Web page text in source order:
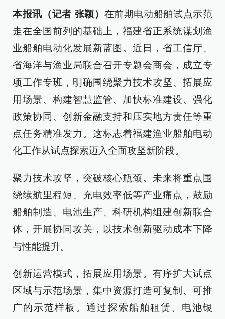
本报讯（记者 张颖） 在前期电动船舶试点示范
走在全国前列的基础上，福建省正系统谋划渔
业船舶电动化发展新蓝图。近日，省工信厅、
省海洋与渔业局联合召开专题会商会，成立专
项工作专班，明确围绕聚力技术攻坚、拓展应
用场景、构建智慧监管、加快标准建设、强化
政策协同、创新金融支持和压实地方责任等重
点任务精准发力。这标志着福建渔业船舶电动
化工作从试点探索迈入全面攻坚新阶段。
聚力技术攻坚，突破核心瓶颈。未来将重点围
绕续航里程短、充电效率低等产业痛点，鼓励
船舶制造、电池生产、科研机构组建创新联合
体，开展协同攻关，以技术创新驱动成本下降
与性能提升。
创新运营模式，拓展应用场景。有序扩大试点
区域与示范场景，集中资源打造可复制、可推
广的示范样板。通过探索船舶租赁、电池银